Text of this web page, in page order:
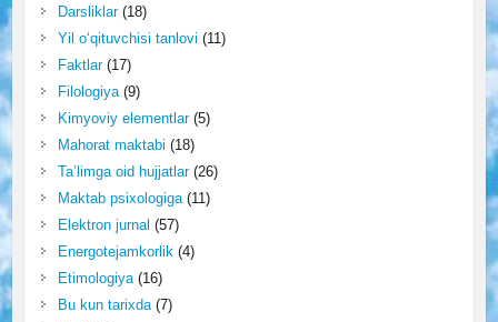
Darsliklar(18)
Yil o‘qituvchisi tanlovi (11)
Faktlar(17)
Filologiya(9)
Kimyoviy elementlar(5)
Mahorat maktabi (18)
Ta’limga oid hujjatlar(26)
Maktab psixologiga(11)
Elektron jurnal (57)
Energotejamkorlik(4)
Etimologiya(16)
Bu kun tarixda(7)